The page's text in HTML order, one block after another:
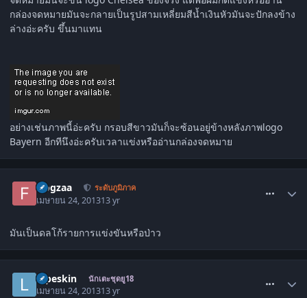
กล่องจดหมายมันจะกลายเป็นรูปสามเหลี่ยมสีน้ำเงินหัวมันจะปักลงข้าง
ล่างอ่ะครับ ขึ้นมาแทน
อย่างเช่นภาพนี้อ่ะครับ กรอบสีขาวมันก็จะซ้อนอยู่ข้างหลังภาพlogo
Bayern อีกทีนึงอ่ะครับเวลาแข่งหรืออ่านกล่องจดหมาย
frogzaa ระดับภูมิภาค
เมษายน 24, 201313 yr
มันเป็นดลโก้รายการแข่งขันหรือป่าว
lopeskin นักเตะชุดยู18
เมษายน 24, 201313 yr